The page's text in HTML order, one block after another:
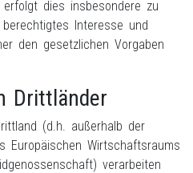
dies insbesondere zu
Interesse und
den gesetzlichen Vorgaben
Drittländer
(d.h. außerhalb der
Europäischen Wirtschaftsraums
verarbeiten